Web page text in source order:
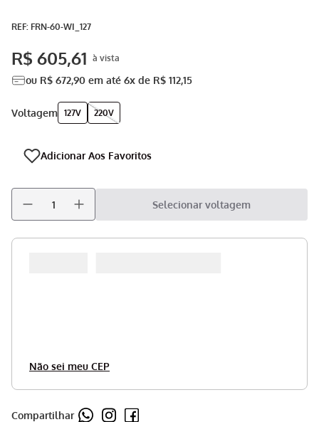
: FRN-60-WI_127
R$ 605,61
ou R$ 672,90 em até 6x de R$ 112,15
voltagem 127V 220V
Selecionar voltagem
Não sei meu CEP
Compartilhar